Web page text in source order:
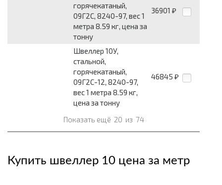
горячекатаный,
09Г2С, 8240-97, вес 1
метра 8.59 кг, цена за
тонну
36901 ₽
Швеллер 10У,
стальной,
горячекатаный,
09Г2С-12, 8240-97,
вес 1 метра 8.59 кг,
цена за тонну
46845 ₽
Показать ещё 20 из 74
Купить швеллер 10 цена за метр